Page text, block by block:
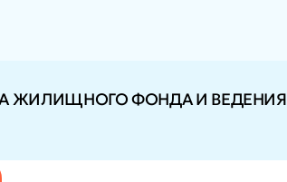
ЖИЛИЩНОГО ФОНДА И ВЕДЕНИЯ